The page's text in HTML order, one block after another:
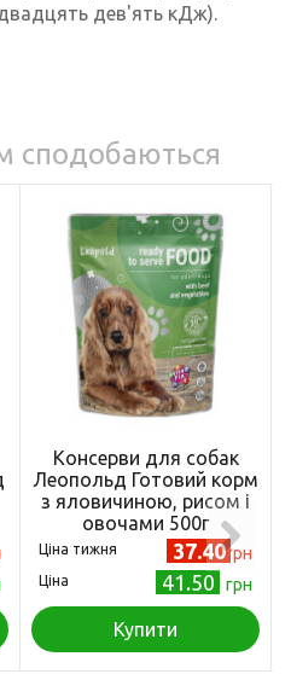
дев'ять кДж).
сподобаються
Консерви для собак
Леопольд Готовий корм
з яловичиною, рисом і
овочами 500г
(4820185491877)
Ціна тижня 37.40грн
Ціна 41.50 грн
Купити